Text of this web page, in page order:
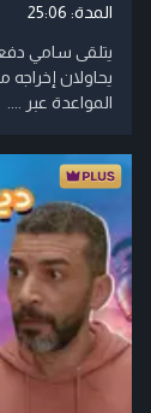
المدة: 25:06
يتلقى سامي
يحاولان إخراجه
المواعدة عبر ....